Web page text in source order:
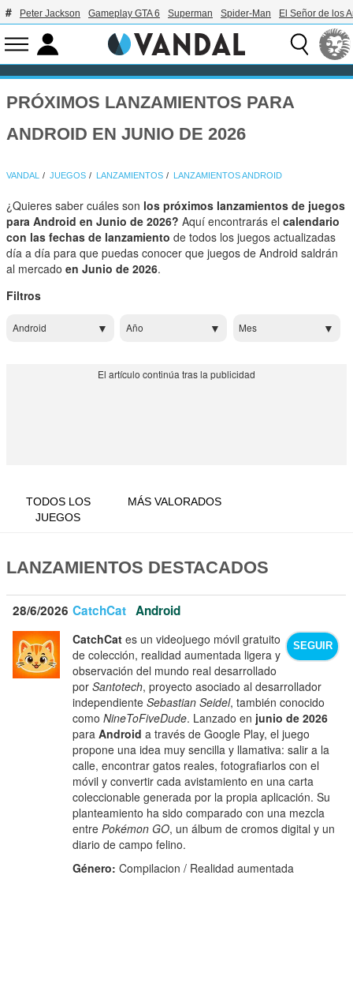
Peter Jackson Gameplay GTA 6 Superman Spider-Man El Señor de los
PRÓXIMOS LANZAMIENTOS PARA
ANDROID EN JUNIO DE 2026
VANDAL JUEGOS LANZAMIENTOS LANZAMIENTOS ANDROID
¿Quieres saber cuáles son los próximos lanzamientos de juegos
para Android en Junio de 2026? Aquí encontrarás elcalendario
con las fechas de lanzamiento de todos los juegos actualizadas
día a día para que puedas conocer que juegos de Android saldrán
al mercadoen Junio de 2026.
Filtros
Android Año Mes
TODOS LOS
JUEGOS
MÁS VALORADOS
LANZAMIENTOS DESTACADOS
28/6/2026 CatchCat Android
SEGUIR
CatchCat es un videojuego móvil gratuito
de colección, realidad aumentada ligera y
observación del mundo real desarrollado
porSantotech, proyecto asociado al desarrollador
independienteSebastian Seidel, también conocido
comoNineToFiveDude. Lanzado en junio de 2026
paraAndroid a través de Google Play, el juego
propone una idea muy sencilla y llamativa: salir a la
calle, encontrar gatos reales, fotografiarlos con el
móvil y convertir cada avistamiento en una carta
coleccionable generada por la propia aplicación. Su
planteamiento ha sido comparado con una mezcla
entrePokémon GO, un álbum de cromos digital y un
diario de campo felino.
Género: Compilacion / Realidad aumentada